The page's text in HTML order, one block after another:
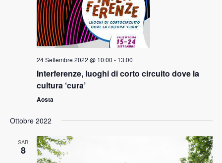
24 Settembre 2022 @ 10:00 - 13:00
Interferenze, luoghi di corto circuito dove la
cultura ‘cura’
Aosta
Ottobre 2022
SAB
8